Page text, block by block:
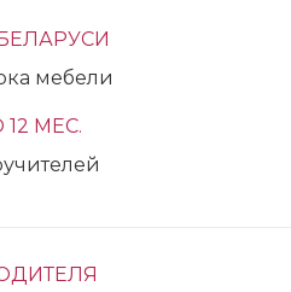
мебели
МЕС.